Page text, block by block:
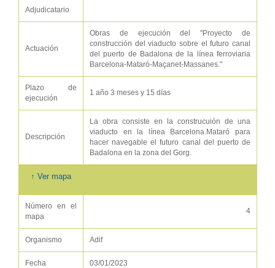
Adjudicatario
Actuación
Obras de ejecución del "Proyecto de
construcción del viaducto sobre el futuro canal
del puerto de Badalona de la línea ferroviaria
Barcelona-Mataró-Maçanet-Massanes."
Plazo de
ejecución
1 año 3 meses y 15 días
Descripción
La obra consiste en la construcuión de una
viaducto en la línea Barcelona.Mataró para
hacer navegable el futuro canal del puerto de
Badalona en la zona del Gorg.
↑ Ver mapa
Número en el
mapa
4
Organismo Adif
Fecha 03/01/2023